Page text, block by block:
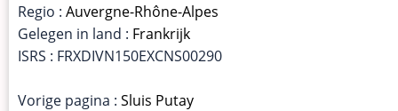
Regio : Auvergne-Rhône-Alpes
Gelegen in land : Frankrijk
ISRS : FRXDIVN150EXCNS00290
Vorige pagina : Sluis Putay